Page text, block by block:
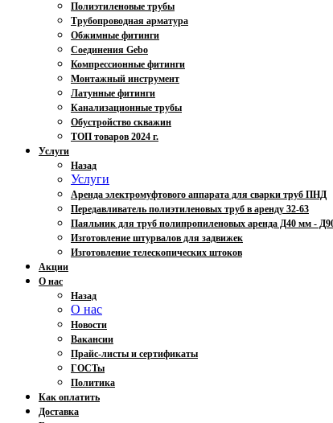
Полиэтиленовые трубы
Трубопроводная арматура
Обжимные фитинги
Соединения Gebo
Компрессионные фитинги
Монтажный инструмент
Латунные фитинги
Канализационные трубы
Обустройство скважин
ТОП товаров 2024 г.
Услуги
Назад
Услуги
Аренда электромуфтового аппарата для сварки труб ПНД
Передавливатель полиэтиленовых труб в аренду 32-63
Паяльник для труб полипропиленовых аренда Д40 мм -
Изготовление штурвалов для задвижек
Изготовление телескопических штоков
Акции
О нас
Назад
О нас
Новости
Вакансии
Прайс-листы и сертификаты
ГОСТы
Политика
Как оплатить
Доставка